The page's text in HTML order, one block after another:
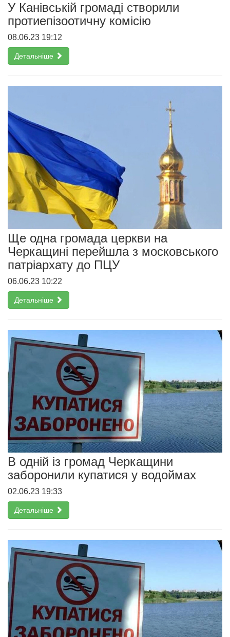
У Канівській громаді створили
протиепізоотичну комісію
08.06.23 19:12
Детальніше
Ще одна громада церкви на
Черкащині перейшла з московського
патріархату до ПЦУ
06.06.23 10:22
Детальніше
В одній із громад Черкащини
заборонили купатися у водоймах
02.06.23 19:33
Детальніше